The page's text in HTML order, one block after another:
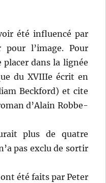
été influencé par
pour l’image. Pour
dans la lignée
du XVIIIe écrit en
Beckford) et cite
d’Alain Robbe-
plus de quatre
pas exclu de sortir
été faits par Peter